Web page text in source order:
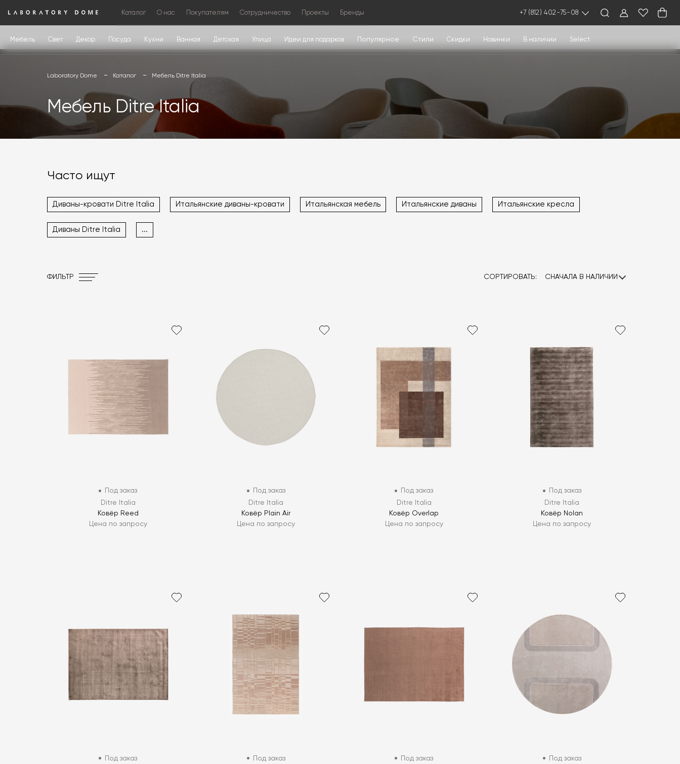
Каталог О нас Покупателям Сотрудничество Проекты Бренды +7 (812) 402-75-08
Мебель Свет Декор Посуда Кухни Ванная Детская Улица Идеи для подарков Популярное Стили Скидки Новинки В наличии Select
Laboratory Dome Каталог Мебель Ditre Italia
Мебель Ditre Italia
Часто ищут
Диваны-кровати Ditre Italia Итальянские диваны-кровати Итальянская мебель Итальянские диваны Итальянские кресла
Диваны Ditre Italia ...
ФИЛЬТР СОРТИРОВАТЬ: СНАЧАЛА В НАЛИЧИИ
Под заказ
Ditre Italia
Ковёр Reed
Цена по запросу
Под заказ
Ditre Italia
Ковёр Plain Air
Цена по запросу
Под заказ
Ditre Italia
Ковёр Overlap
Цена по запросу
Под заказ
Ditre Italia
Ковёр Nolan
Цена по запросу
Под заказ
Под заказ
Под заказ
Под заказ